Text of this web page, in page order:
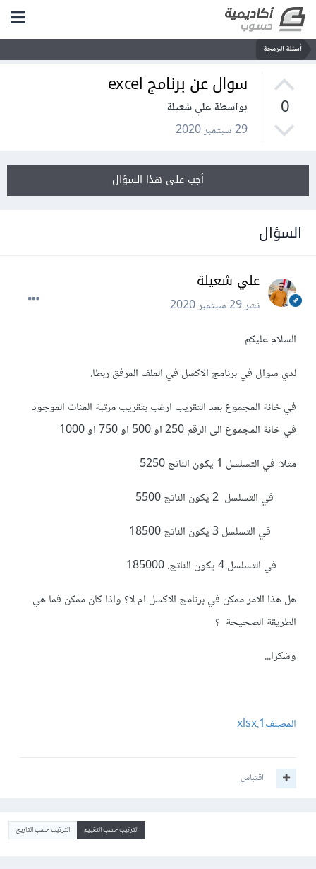
أسئلة البرمجة
0
سوال عن برنامج excel
بواسطة علي شعيلة
29 سبتمبر 2020
أجب على هذا السؤال
السؤال
علي شعيلة
نشر29 سبتمبر 2020
السلام عليكم
لدي سوال في برنامج الاكسل في الملف المرفق ربطا.
في خانة المجموع بعد التقريب ارغب بتقريب مرتبة المئات الموجود
في خانة المجموع الى الرقم 250 او 500 او 750 او 1000
مثلا: في التسلسل 1 يكون الناتج 5250
في التسلسل 2 يكون الناتج 5500
في التسلسل 3 يكون الناتج 18500
في التسلسل 4 يكون الناتج. 185000
هل هذا الامر ممكن في برنامج الاكسل ام لا؟ واذا كان ممكن فما هي
الطريقة الصحيحة ؟
وشكرا...
المصنف1.xlsx
اقتباس
الترتيب حسب التقييم الترتيب حسب التاريخ